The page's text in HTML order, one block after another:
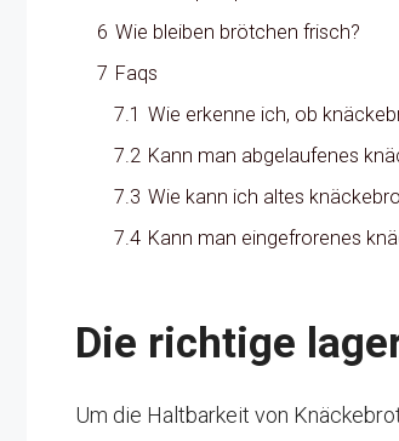
6 Wie bleiben brötchen frisch?
7 Faqs
7.1 Wie erkenne ich, ob
7.2 Kann man abgelaufenes
7.3 Wie kann ich altes
7.4 Kann man eingefrorenes
Die richtige
Um die Haltbarkeit von